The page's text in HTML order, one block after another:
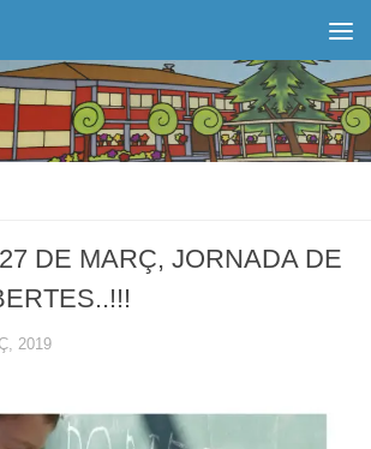
DE MARÇ, JORNADA DE
2019